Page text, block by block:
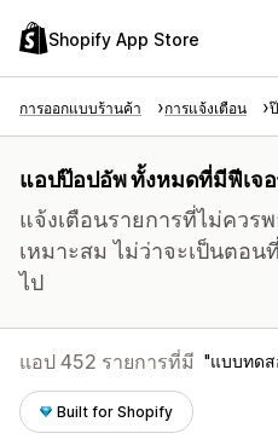
Shopify App Store
การออกแบบร้านค้า การแจ้งเตือน
แอปป๊อปอัพ ทั้งหมดที่มีฟีเจ
แจ้งเตือนรายการที่ไม่ควร
เหมาะสม ไม่ว่าจะเป็นตอน
ไป
แอป 452 รายการที่มี แบบทดส
Built for Shopify